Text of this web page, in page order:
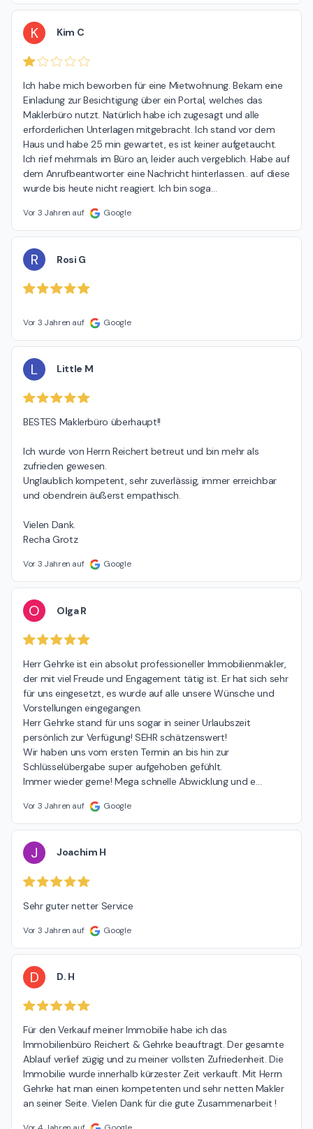
K Kim C
Ich habe mich beworben für eine Mietwohnung. Bekam eine
Einladung zur Besichtigung über ein Portal, welches das
Maklerbüro nutzt. Natürlich habe ich zugesagt und alle
erforderlichen Unterlagen mitgebracht. Ich stand vor dem
Haus und habe 25 min gewartet, es ist keiner aufgetaucht.
Ich rief mehrmals im Büro an, leider auch vergeblich. Habe auf
dem Anrufbeantworter eine Nachricht hinterlassen.. auf diese
wurde bis heute nicht reagiert. Ich bin soga…
Vor 3 Jahren auf Google
R Rosi G
Vor 3 Jahren auf Google
L Little M
BESTES Maklerbüro überhaupt!!
Ich wurde von Herrn Reichert betreut und bin mehr als
zufrieden gewesen.
Unglaublich kompetent, sehr zuverlässig, immer erreichbar
und obendrein äußerst empathisch.
Vielen Dank.
Recha Grotz
Vor 3 Jahren auf Google
O Olga R
Herr Gehrke ist ein absolut professioneller Immobilienmakler,
der mit viel Freude und Engagement tätig ist. Er hat sich sehr
für uns eingesetzt, es wurde auf alle unsere Wünsche und
Vorstellungen eingegangen.
Herr Gehrke stand für uns sogar in seiner Urlaubszeit
persönlich zur Verfügung! SEHR schätzenswert!
Wir haben uns vom ersten Termin an bis hin zur
Schlüsselübergabe super aufgehoben gefühlt.
Immer wieder gerne! Mega schnelle Abwicklung und e…
Vor 3 Jahren auf Google
J Joachim H
Sehr guter netter Service
Vor 3 Jahren auf Google
D D. H
Für den Verkauf meiner Immobilie habe ich das
Immobilienbüro Reichert & Gehrke beauftragt. Der gesamte
Ablauf verlief zügig und zu meiner vollsten Zufriedenheit. Die
Immobilie wurde innerhalb kürzester Zeit verkauft. Mit Herrn
Gehrke hat man einen kompetenten und sehr netten Makler
an seiner Seite. Vielen Dank für die gute Zusammenarbeit !